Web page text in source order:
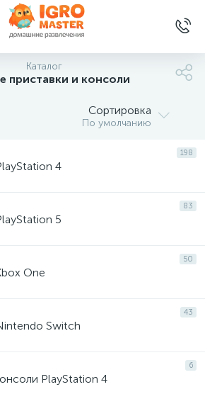
Каталог
приставки и консоли
Сортировка
По умолчанию
198
4
83
5
50
One
43
Switch
6
PlayStation 4